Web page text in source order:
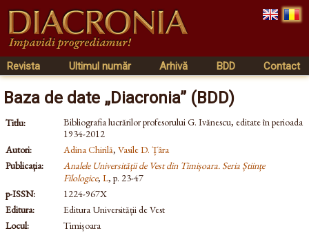
Revista Ultimul număr Arhivă BDD Contact
Baza de date „Diacronia” (BDD)
Titlu:
Bibliografia lucrărilor profesorului G. Ivănescu, editate în perioada
1934-2012
Autori:
Adina Chirilă, Vasile D. Țâra
Publicația:
Analele Universității de Vest din Timișoara. Seria Științe
Filologice, L, p. 23-47
p-ISSN:
1224-967X
Editura:
Editura Universității de Vest
Locul:
Timișoara